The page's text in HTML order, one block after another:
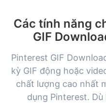
Các tính năng
GIF
Pinterest GIF
kỳ GIF động hoặc
chất lượng cao nhất
dụng Pinterest. Dù